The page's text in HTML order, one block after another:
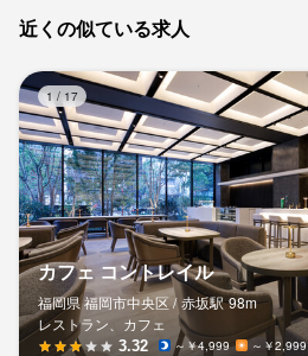
近くの似ている求人
1 / 17
カフェ コントレイル
福岡県 福岡市中央区 / 赤坂駅 98m
レストラン、カフェ
3.32 ～￥4,999 ～￥2,999